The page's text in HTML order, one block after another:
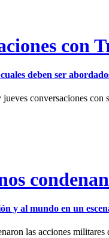
con
deben ser
conversaciones con
y al mundo en un
las acciones